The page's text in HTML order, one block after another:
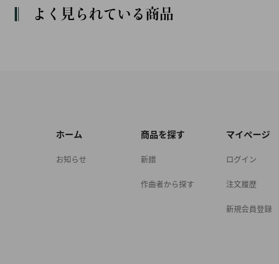
よく見られている商品
ホーム
お知らせ
商品を探す
新譜
作曲者から探す
マイページ
ログイン
注文履歴
新規会員登録